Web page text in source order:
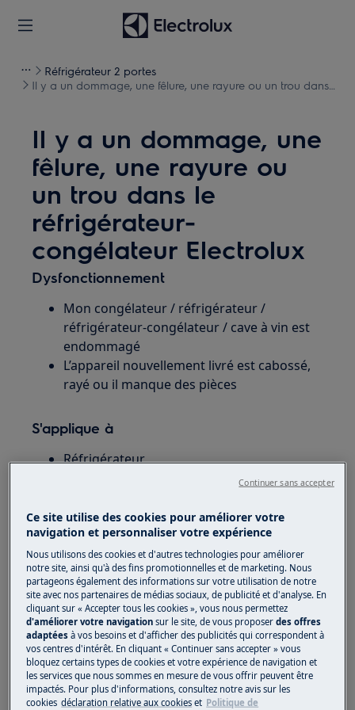
Réfrigérateur 2 portes
Il y a un dommage, une fêlure, une rayure ou un trou dans
Il y a un dommage, une
fêlure, une rayure ou
un trou dans le
réfrigérateur-
congélateur Electrolux
Dysfonctionnement
Mon congélateur / réfrigérateur /
réfrigérateur-congélateur / cave à vin est
endommagé
L’appareil nouvellement livré est cabossé,
rayé ou il manque des pièces
S'applique à
Réfrigérateur
Solution
1. Si le dommage a été découvert lors du
déballage de l'appareil, contactez
immédiatement votre revendeur pour savoir
s'il a été endommagé lors de la livraison.
N'essayez pas de connecter ou d'utiliser
l'appareil.
2. Si le dommage a été découvert après
Ce site utilise des cookies pour améliorer votre
navigation et personnaliser votre expérience
Nous utilisons des cookies et d'autres technologies pour améliorer
notre site, ainsi qu'à des fins promotionnelles et de marketing. Nous
partageons également des informations sur votre utilisation de notre
site avec nos partenaires de médias sociaux, de publicité et d'analyse. En
cliquant sur « Accepter tous les cookies », vous nous permettez
d'améliorer votre navigation sur le site, de vous proposerdes offres
adaptées à vos besoins et d'afficher des publicités qui correspondent à
vos centres d'intérêt. En cliquant « Continuer sans accepter » vous
bloquez certains types de cookies et votre expérience de navigation et
les services que nous sommes en mesure de vous offrir peuvent être
impactés. Pour plus d'informations, consultez notre avis sur les
cookies déclaration relative aux cookies et Politique de
Continuer sans accepter